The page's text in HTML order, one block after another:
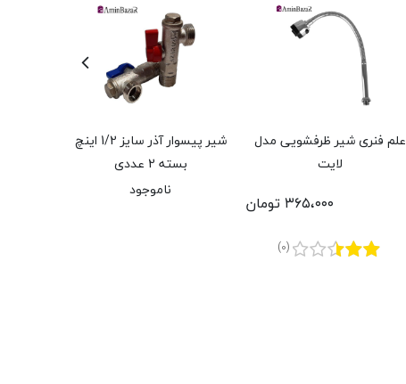
علم فنری شیر ظرفشویی مدل
لایت
۳۶۵،۰۰۰ تومان
(0)
شیر پیسوار آذر سایز 1/2 اینچ
بسته 2 عددی
ناموجود